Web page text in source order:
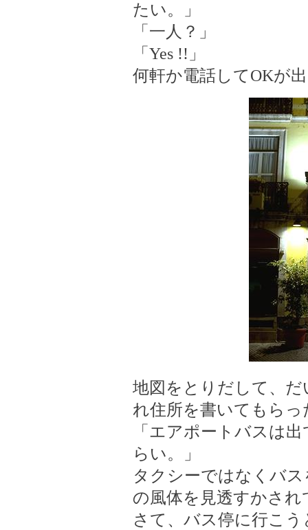
たい。」
「一人？」
「Yes !!」
何軒か電話してOKが
地図をとりだして、
れ住所を書いてもらっ
「エアポートバスは
らい。」
タクシーではなくバ
の風体を見透すかさ
さて、バス停に行こ